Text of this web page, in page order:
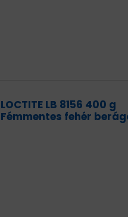
LOCTITE LB 8156 400 g
Fémmentes fehér